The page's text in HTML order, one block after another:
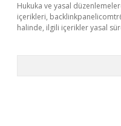
Hukuka ve yasal
içerikleri,
halinde, ilgili içerikler yasal